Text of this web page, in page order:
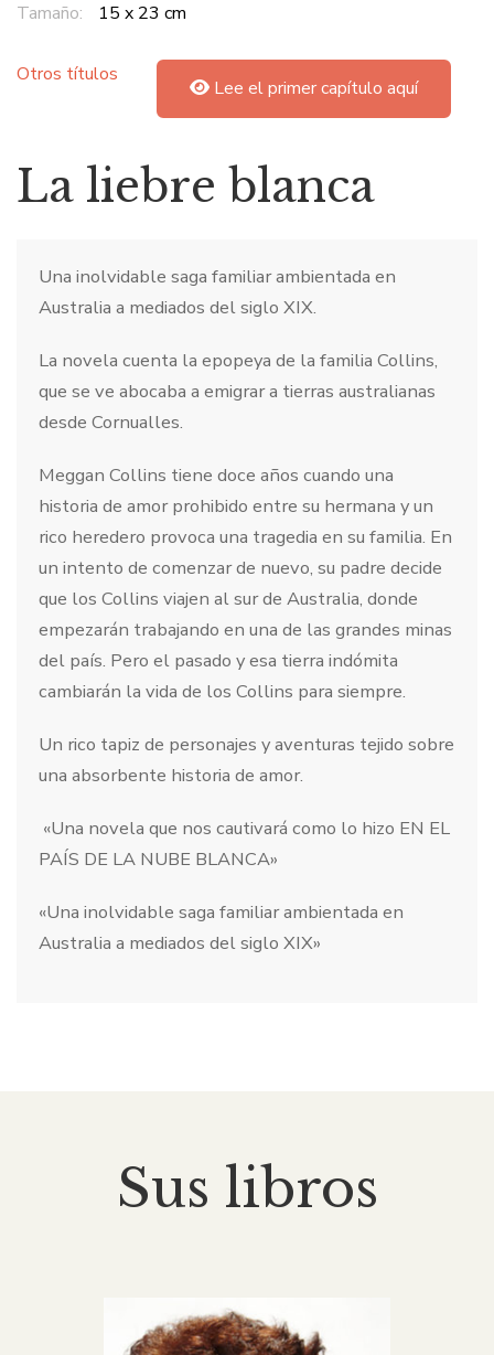
Tamaño:
15 x 23 cm
Otros títulos
Lee el primer capítulo aquí
La liebre blanca
Una inolvidable saga familiar ambientada en
Australia a mediados del siglo XIX.
La novela cuenta la epopeya de la familia Collins,
que se ve abocaba a emigrar a tierras australianas
desde Cornualles.
Meggan Collins tiene doce años cuando una
historia de amor prohibido entre su hermana y un
rico heredero provoca una tragedia en su familia. En
un intento de comenzar de nuevo, su padre decide
que los Collins viajen al sur de Australia, donde
empezarán trabajando en una de las grandes minas
del país. Pero el pasado y esa tierra indómita
cambiarán la vida de los Collins para siempre.
Un rico tapiz de personajes y aventuras tejido sobre
una absorbente historia de amor.
«Una novela que nos cautivará como lo hizo EN EL
PAÍS DE LA NUBE BLANCA»
«Una inolvidable saga familiar ambientada en
Australia a mediados del siglo XIX»
Sus libros